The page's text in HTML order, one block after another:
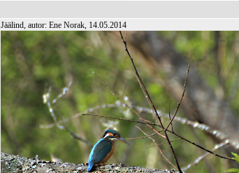
Jäälind, autor: Ene Norak, 14.05.2014